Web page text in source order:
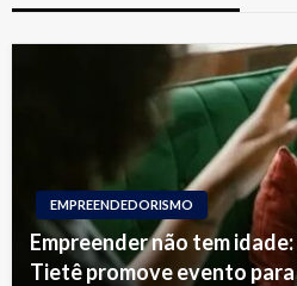
EMPREENDEDORISMO
Empreender não tem
Tietê promove evento